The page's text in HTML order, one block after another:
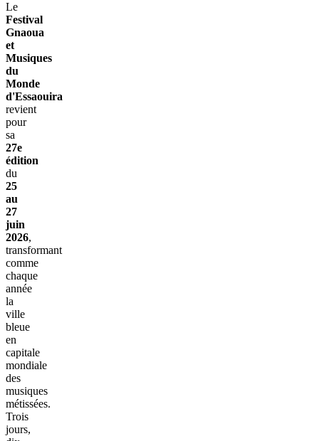
Le
Festival
Gnaoua
et
Musiques
du
Monde
d'Essaouira
revient
pour
sa
27e
édition
du
25
au
27
juin
2026,
transformant
comme
chaque
année
la
ville
bleue
en
capitale
mondiale
des
musiques
métissées.
Trois
jours,